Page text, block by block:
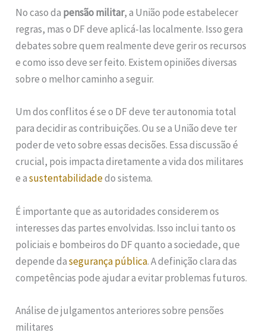
No caso da pensão militar, a União pode estabelecer
regras, mas o DF deve aplicá-las localmente. Isso gera
debates sobre quem realmente deve gerir os recursos
e como isso deve ser feito. Existem opiniões diversas
sobre o melhor caminho a seguir.
Um dos conflitos é se o DF deve ter autonomia total
para decidir as contribuições. Ou se a União deve ter
poder de veto sobre essas decisões. Essa discussão é
crucial, pois impacta diretamente a vida dos militares
e asustentabilidadedo sistema.
É importante que as autoridades considerem os
interesses das partes envolvidas. Isso inclui tanto os
policiais e bombeiros do DF quanto a sociedade, que
depende dasegurança pública. A definição clara das
competências pode ajudar a evitar problemas futuros.
Análise de julgamentos anteriores sobre pensões
militares